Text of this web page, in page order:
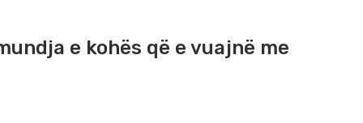
e kohës që e vuajnë me